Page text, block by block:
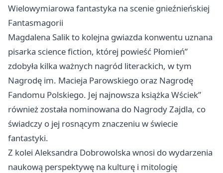
Wielowymiarowa fantastyka na scenie gnieźnieńskiej
Fantasmagorii
Magdalena Salik to kolejna gwiazda konwentu uznana
pisarka science fiction, której powieść Płomień”
zdobyła kilka ważnych nagród literackich, w tym
Nagrodę im. Macieja Parowskiego oraz Nagrodę
Fandomu Polskiego. Jej najnowsza książka Wściek”
również została nominowana do Nagrody Zajdla, co
świadczy o jej rosnącym znaczeniu w świecie
fantastyki.
Z kolei Aleksandra Dobrowolska wnosi do wydarzenia
naukową perspektywę na kulturę i mitologię